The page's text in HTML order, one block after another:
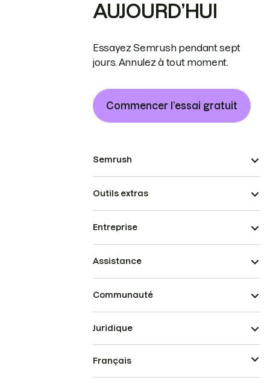
AUJOURD’HUI
Essayez Semrush pendant sept
jours. Annulez à tout moment.
Commencer l’essai gratuit
Semrush
Outils extras
Entreprise
Assistance
Communauté
Juridique
Français